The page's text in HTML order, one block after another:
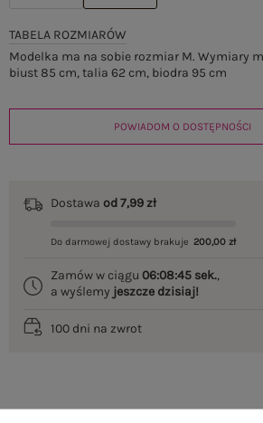
TABELA ROZMIARÓW
Modelka ma na sobie rozmiar M. Wymiary
biust 85 cm, talia 62 cm, biodra 95 cm
POWIADOM O DOSTĘPNOŚCI
Dostawaod 7,99 zł
Do darmowej dostawy brakuje 200,00 zł
Zamów w ciągu06:08:44 sek.,
a wyślemy jeszcze dzisiaj!
100 dni na zwrot